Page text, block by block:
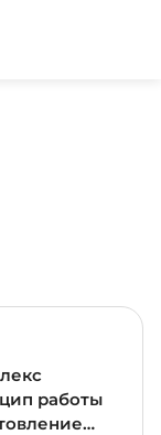
работы